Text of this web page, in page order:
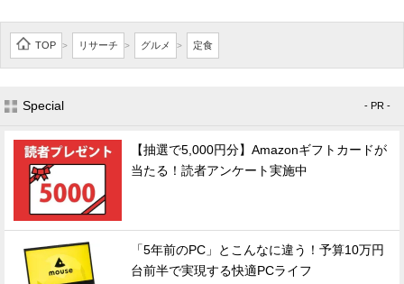
TOP > リサーチ > グルメ > 定食
Special - PR -
【抽選で5,000円分】Amazonギフトカードが
当たる！読者アンケート実施中
「5年前のPC」とこんなに違う！予算10万円
台前半で実現する快適PCライフ